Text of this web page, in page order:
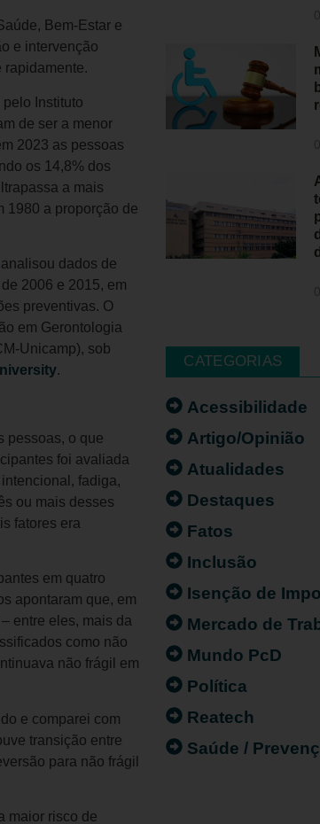
Bem-Estar e
e intervenção
rapidamente.
Instituto
de ser a menor
2023 as pessoas
os 14,8% dos
a mais
1980 a proporção de
analisou dados de
2006 e 2015, em
preventivas. O
em Gerontologia
Unicamp), sob
.
pessoas, o que
foi avaliada
fadiga,
ou mais desses
fatores era
em quatro
apontaram que, em
entre eles, mais da
como não
não frágil em
e comparei com
transição entre
para não frágil
maior risco de
CATEGORIAS
Acessibilidade
Artigo/Opinião
Atualidades
Destaques
Fatos
Inclusão
Isenção de
Mercado de
Mundo PcD
Política
Reatech
Saúde /